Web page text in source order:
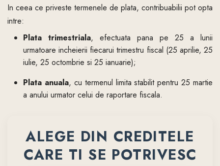
In ceea ce priveste termenele de plata, contribuabilii pot opta
intre:
Plata trimestriala, efectuata pana pe 25 a lunii
urmatoare incheierii fiecarui trimestru fiscal (25 aprilie, 25
iulie, 25 octombrie si 25 ianuarie);
Plata anuala, cu termenul limita stabilit pentru 25 martie
a anului urmator celui de raportare fiscala.
ALEGE DIN CREDITELE
CARE TI SE POTRIVESC